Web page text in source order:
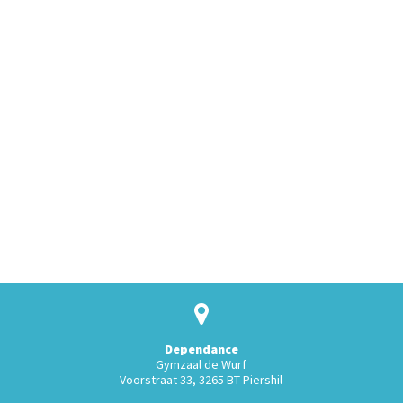
Dependance
Gymzaal de Wurf
Voorstraat 33, 3265 BT Piershil